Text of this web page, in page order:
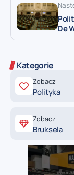
De
Kategorie
Zobacz
Polityka
Zobacz
Bruksela